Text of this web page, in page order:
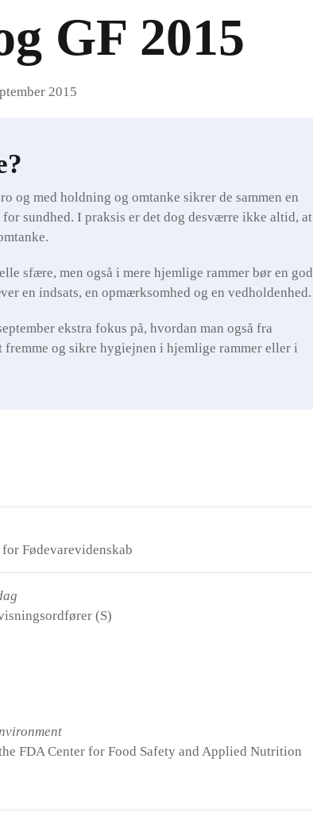
GF 2015
2015
og med holdning og omtanke sikrer de sammen en
sundhed. I praksis er det dog desværre ikke altid, at
sfære, men også i mere hjemlige rammer bør en god
en indsats, en opmærksomhed og en vedholdenhed.
ekstra fokus på, hvordan man også fra
og sikre hygiejnen i hjemlige rammer eller i
Fødevarevidenskab
(S)
FDA Center for Food Safety and Applied Nutrition